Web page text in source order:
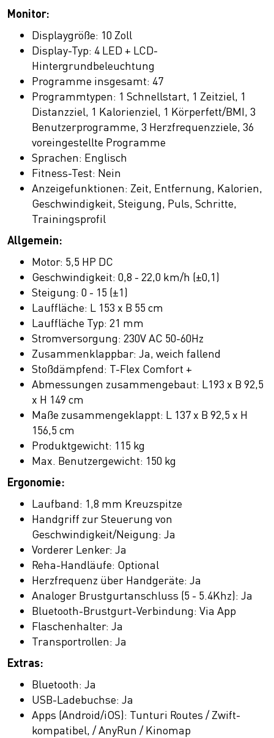
Monitor:
Displaygröße: 10 Zoll
Display-Typ: 4 LED + LCD-
Hintergrundbeleuchtung
Programme insgesamt: 47
Programmtypen: 1 Schnellstart, 1 Zeitziel, 1
Distanzziel, 1 Kalorienziel, 1 Körperfett/BMI, 3
Benutzerprogramme, 3 Herzfrequenzziele, 36
voreingestellte Programme
Sprachen: Englisch
Fitness-Test: Nein
Anzeigefunktionen: Zeit, Entfernung, Kalorien,
Geschwindigkeit, Steigung, Puls, Schritte,
Trainingsprofil
Allgemein:
Motor: 5,5 HP DC
Geschwindigkeit: 0,8 - 22,0 km/h (±0,1)
Steigung: 0 - 15 (±1)
Lauffläche: L 153 x B 55 cm
Lauffläche Typ: 21 mm
Stromversorgung: 230V AC 50-60Hz
Zusammenklappbar: Ja, weich fallend
Stoßdämpfend: T-Flex Comfort +
Abmessungen zusammengebaut: L193 x B 92,5
x H 149 cm
Maße zusammengeklappt: L 137 x B 92,5 x H
156,5 cm
Produktgewicht: 115 kg
Max. Benutzergewicht: 150 kg
Ergonomie:
Laufband: 1,8 mm Kreuzspitze
Handgriff zur Steuerung von
Geschwindigkeit/Neigung: Ja
Vorderer Lenker: Ja
Reha-Handläufe: Optional
Herzfrequenz über Handgeräte: Ja
Analoger Brustgurtanschluss (5 - 5.4Khz): Ja
Bluetooth-Brustgurt-Verbindung: Via App
Flaschenhalter: Ja
Transportrollen: Ja
Extras:
Bluetooth: Ja
USB-Ladebuchse: Ja
Apps (Android/iOS): Tunturi Routes / Zwift-
kompatibel, / AnyRun / Kinomap